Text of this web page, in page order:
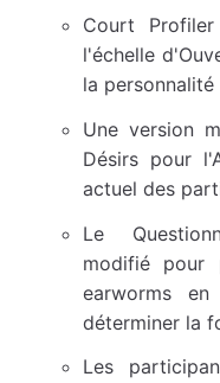
Court
l'échelle
la personnalité
Une version
Désirs pour
actuel des
Le
modifié pour
earworms
déterminer la
Les